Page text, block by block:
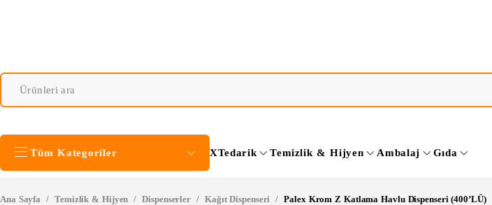
Tüm Kategoriler XTedarik Temizlik & Hijyen Ambalaj Gıda
Ana Sayfa / Temizlik & Hijyen / Dispenserler / Kağıt Dispenseri / Palex Krom Z Katlama Havlu Dispenseri (400’LÜ)